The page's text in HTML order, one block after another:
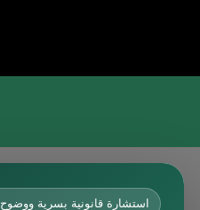
استشارة قانونية بسرية
محامي في جدة
محامي في الرياض شاطر